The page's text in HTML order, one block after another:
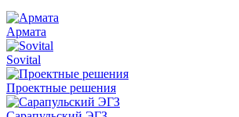
Армата
Sovital
Проектные решения